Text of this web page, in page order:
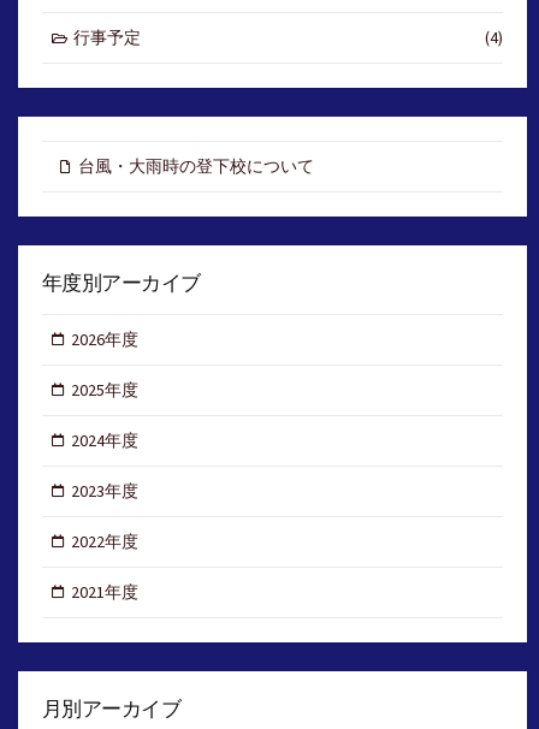
行事予定 (4)
台風・大雨時の登下校について
年度別アーカイブ
2026年度
2025年度
2024年度
2023年度
2022年度
2021年度
月別アーカイブ